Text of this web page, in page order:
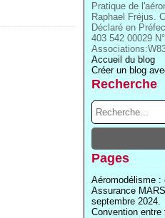
Pratique de
Raphael Fréjus.
Déclaré en
403 542 00029
Accueil du blog
Créer un blog
Recherche
Pages
Aéromodélisme :
Assurance
septembre 2024.
Convention